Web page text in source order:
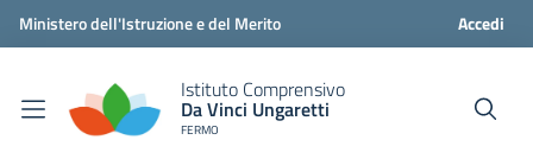
Ministero dell'Istruzione e del Merito Accedi
Istituto Comprensivo
Da Vinci Ungaretti
FERMO